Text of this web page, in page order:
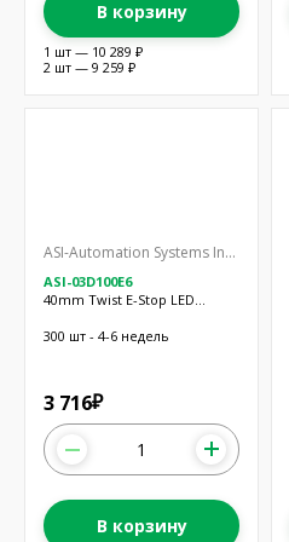
В корзину
1 шт — 10 289 ₽
2 шт — 9 259 ₽
ASI-Automation Systems Interconnect
ASI-03D100E6
40mm Twist E-Stop LED
300 шт - 4-6 недель
3 716₽
В корзину